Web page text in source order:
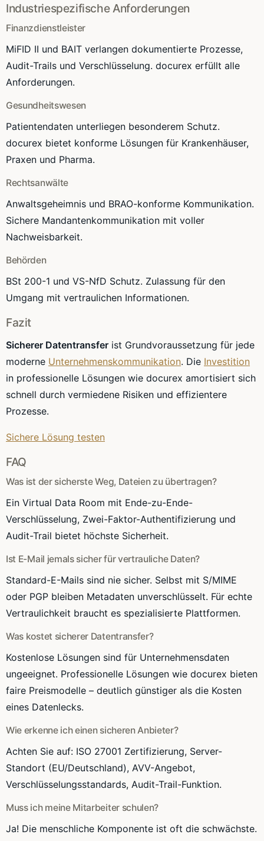
Industriespezifische Anforderungen
Finanzdienstleister
MiFID II und BAIT verlangen dokumentierte Prozesse,
Audit-Trails und Verschlüsselung. docurex erfüllt alle
Anforderungen.
Gesundheitswesen
Patientendaten unterliegen besonderem Schutz.
docurex bietet konforme Lösungen für Krankenhäuser,
Praxen und Pharma.
Rechtsanwälte
Anwaltsgeheimnis und BRAO-konforme Kommunikation.
Sichere Mandantenkommunikation mit voller
Nachweisbarkeit.
Behörden
BSt 200-1 und VS-NfD Schutz. Zulassung für den
Umgang mit vertraulichen Informationen.
Fazit
Sicherer Datentransfer ist Grundvoraussetzung für jede
moderne Unternehmenskommunikation. Die Investition
in professionelle Lösungen wie docurex amortisiert sich
schnell durch vermiedene Risiken und effizientere
Prozesse.
Sichere Lösung testen
FAQ
Was ist der sicherste Weg, Dateien zu übertragen?
Ein Virtual Data Room mit Ende-zu-Ende-
Verschlüsselung, Zwei-Faktor-Authentifizierung und
Audit-Trail bietet höchste Sicherheit.
Ist E-Mail jemals sicher für vertrauliche Daten?
Standard-E-Mails sind nie sicher. Selbst mit S/MIME
oder PGP bleiben Metadaten unverschlüsselt. Für echte
Vertraulichkeit braucht es spezialisierte Plattformen.
Was kostet sicherer Datentransfer?
Kostenlose Lösungen sind für Unternehmensdaten
ungeeignet. Professionelle Lösungen wie docurex bieten
faire Preismodelle – deutlich günstiger als die Kosten
eines Datenlecks.
Wie erkenne ich einen sicheren Anbieter?
Achten Sie auf: ISO 27001 Zertifizierung, Server-
Standort (EU/Deutschland), AVV-Angebot,
Verschlüsselungsstandards, Audit-Trail-Funktion.
Muss ich meine Mitarbeiter schulen?
Ja! Die menschliche Komponente ist oft die schwächste.